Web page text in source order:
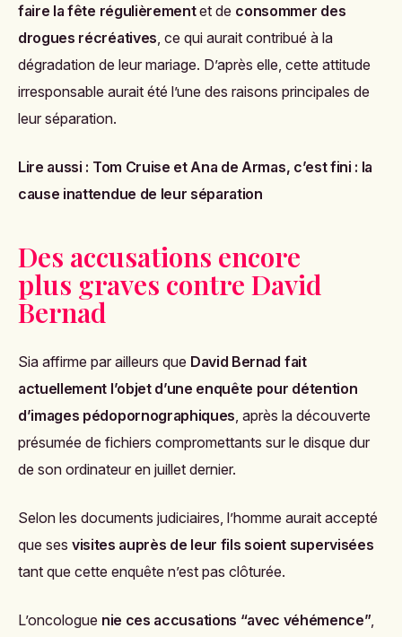
faire la fête régulièrementet de consommer des
drogues récréatives, ce qui aurait contribué à la
dégradation de leur mariage. D’après elle, cette attitude
irresponsable aurait été l’une des raisons principales de
leur séparation.
Lire aussi : Tom Cruise et Ana de Armas, c’est fini : la
cause inattendue de leur séparation
Des accusations encore
plus graves contre David
Bernad
Sia affirme par ailleurs que David Bernad fait
actuellement l’objet d’une enquête pour détention
d’images pédopornographiques, après la découverte
présumée de fichiers compromettants sur le disque dur
de son ordinateur en juillet dernier.
Selon les documents judiciaires, l’homme aurait accepté
que ses visites auprès de leur fils soient supervisées
tant que cette enquête n’est pas clôturée.
L’oncologue nie ces accusations “avec véhémence”,